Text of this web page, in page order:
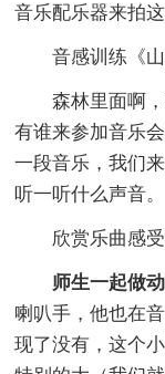
音乐配乐器来拍
音感训练《
森林里面啊
有谁来参加音乐
一段音乐，我们
听一听什么声音。
欣赏乐曲感
师生一起做
喇叭手，他也在
现了没有，这个